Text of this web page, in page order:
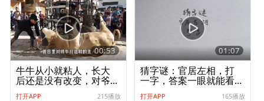
00:53
牛牛从小就粘人，长大
后还是没有改变，对爷
爷不离不弃
打开APP 215播放
01:07
猜字谜：官居左相，打
一字，答案一眼就能看
出来！
打开APP 165播放